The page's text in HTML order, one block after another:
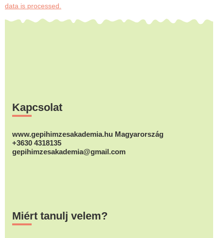
data is processed.
Kapcsolat
www.gepihimzesakademia.hu Magyarország
+3630 4318135
gepihimzesakademia@gmail.com
Miért tanulj velem?